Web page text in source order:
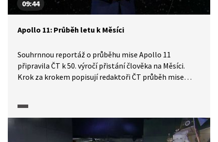
09:44
Apollo 11: Průběh letu k Měsíci
Souhrnnou reportáž o průběhu mise Apollo 11
připravila ČT k 50. výročí přistání člověka na Měsíci.
Krok za krokem popisují redaktoři ČT průběh mise
přistání na Měsíci i úkoly, které astronauti plnili.
Reportáž je doplněna simulacemi letu nosné rakety
i autentickými záznamy komunikace astronautů se